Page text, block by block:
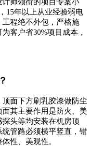
师领衔的项目专案小
15年以上从业经验弱电
程绝不外包，严格施
客户省30%项目成本，
面下方刷乳胶漆做防尘
其主要作用是防火、美
头等均安装在机房顶
管路必须横平竖直，错
性、美观性。